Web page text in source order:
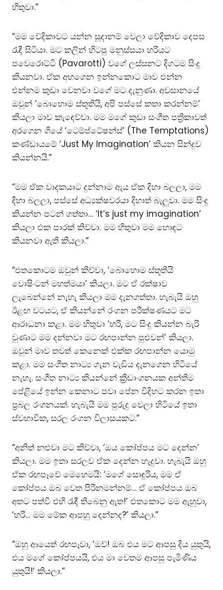
හිතුවා.”
“මම වේදිකාවට යන්න සූදානම් වෙලා වේදිකාව දෙපස
රැඳී සිටියා. මට කලින් හිටපු මනුස්සයා හරියට
පවෙරොට්ටි (Pavarotti) වගේ ලස්සනට දිගටම සිංදු
කියනවා. ඒක අහගෙන ඉන්නකොට මාව එන්න
එන්නම කුඩා වෙනවා වගේ මට දැනුණා. අවසානයේ
ඔවුන් ‘බොහොම ස්තූතියි, අපි පස්සේ කතා කරන්නම්’
කියලා මාව කැඳෙව්වා. මම මගේ කුඩා සංගීත පත්‍රිකාවත්
අරගෙන ගියේ ‘ටෙම්ප්ටේෂන්ස්’ (The Temptations)
කණ්ඩායමේ ‘Just My Imagination’ කියන සින්දුව
කියන්නයි.”
“මම ඒක වාදකයාට දුන්නාම ඇය ඒක දිහා බලලා, මම
දිහා බලලා, පස්සේ අධ්‍යක්ෂවරයා දිහාත් බැලුවා. මම සිංදු
කියන්න පටන් ගත්තා… ‘It’s just my imagination’
කියලා එක පාරක් කිව්වා. මම හිතුවා මම හොඳට
කියනවා ඇති කියලා.”
“එතකොටම ඔවුන් කිව්වා, ‘බොහොම ස්තූතියි
වොෂිංටන් මහත්මයා’ කියලා. මට ඒ රක්ෂාව
ලැබෙන්නේ නැහැ කියලා මම දැනගත්තා. හැබැයි ඔහු
ඊළඟ වටයට, ඒ කියන්නේ රංගන පරීක්ෂණයට මට
ආරාධනා කළා. මම හිතුවා ‘හරි, මට සිංදු කියන්න බැරි
වුණාට මම දන්නවා මට රඟපාන්න පුළුවන්’ කියලා.
ඔවුන් මාව තවත් කෙනෙක් එක්ක රඟපාන්න යොමු
කළා. මම සංගීත නාට්‍ය ගැන වැඩිය දැනගෙන හිටියේ
නැහැ. සංගීත නාට්‍ය කියන්නේ ක්‍රීඩාංගනයක අන්තිම
පේළියේ ඉන්න කෙනාට පවා පේන විදිහට කරන ඉතා
ප්‍රබල රංගනයක්. හැබැයි මම පුරුදු වෙලා හිටියේ ඉතා
ස්වභාවික, සරල රංගන විලාසයකට.”
“අනිත් නළුවා මට කිව්වා, ‘ඔය කෝප්පය මට දෙන්න’
කියලා. මම ඉතා සරලව ඒක දෙන්න හැදුවා. හැබැයි ඔහු
ඒක රඟපෑවේ මෙහෙමයි: ‘මගේ සොඳුරිය, මම ඒ
කෝප්පය ඔබ වෙත පිරිනමන්නම්… ඒ කෝප්පය ඔබ
අතට පත්වී එහි රැඳී තිබෙනු ඇත!’ එතකොට මම ඇහුවා,
‘හරි… මම මේක ආපහු දෙන්නද?’ කියලා.”
“ඔහු ආයෙත් රඟපෑවා, ‘ඔව්! ඔබ එය මට ආපසු දිය යුතුයි,
එය මගේ කෝප්පයයි, එය මා වෙතම ආපසු පැමිණිය
යුතුයි!’ කියලා.”